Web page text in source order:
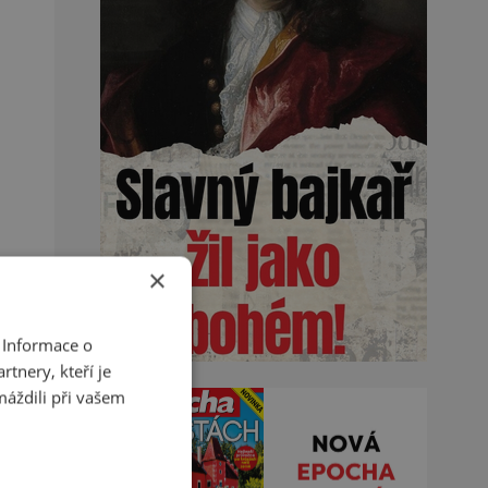
×
o
kteří je
při vašem